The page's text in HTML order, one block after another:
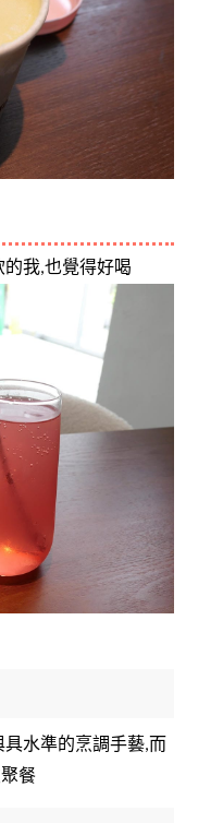
我,也覺得好喝
水準的烹調手藝,而
餐